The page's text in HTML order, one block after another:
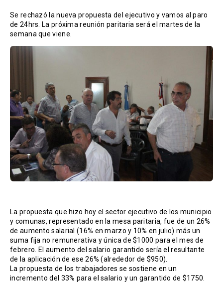
Se rechazó la nueva propuesta del ejecutivo y vamos al paro
de 24hrs. La próxima reunión paritaria será el martes de la
semana que viene.
La propuesta que hizo hoy el sector ejecutivo de los municipio
y comunas, representado en la mesa paritaria, fue de un 26%
de aumento salarial (16% en marzo y 10% en julio) más un
suma fija no remunerativa y única de $1000 para el mes de
febrero. El aumento del salario garantido sería el resultante
de la aplicación de ese 26% (alrededor de $950).
La propuesta de los trabajadores se sostiene en un
incremento del 33% para el salario y un garantido de $1750.